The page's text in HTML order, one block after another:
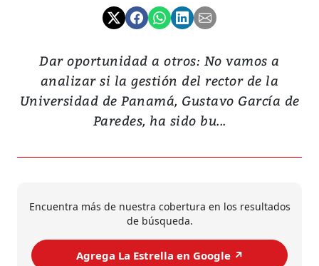
Dar oportunidad a otros: No vamos a
analizar si la gestión del rector de la
Universidad de Panamá, Gustavo García de
Paredes, ha sido bu...
Encuentra más de nuestra cobertura en los resultados
de búsqueda.
Agrega La Estrella en Google ↗️